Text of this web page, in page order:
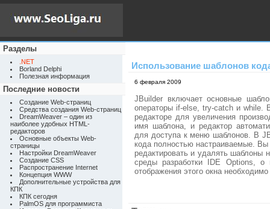
Разделы
.NET
Borland Delphi
Полезная информация
Последние новости
Создание Web-страниц
Средства создания Web-страниц
DreamWeaver – один из
наиболее удобных HTML-
редакторов
Основные объекты Web-
страницы
Настройки DreamWeaver
Создание CSS
Распространение Internet
Концепция WWW
Дополнительные устройства для
КПК
КПК сегодня
PalmOS для программиста
Использование шаблонов
6 февраля 2009
JBuilder включает основные
операторы if-else, try-catch и while.
редакторе для увеличения
имя шаблона, и редактор
для доступа к меню шаблонов. В
кода полностью настраиваемые.
редактировать и удалять шаблоны
среды разработки IDE Options,
отображения этого окна